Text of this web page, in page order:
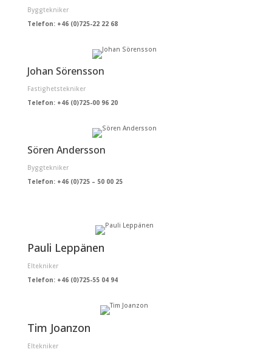
Byggtekniker
Telefon: +46 (0)725-22 22 68
Johan Sörensson
Fastighetstekniker
Telefon: +46 (0)725-00 96 20
Sören Andersson
Byggtekniker
Telefon: +46 (0)725 – 50 00 25
Pauli Leppänen
Eltekniker
Telefon: +46 (0)725-55 04 94
Tim Joanzon
Eltekniker